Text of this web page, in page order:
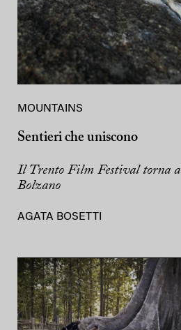
MOUNTAINS
Sentieri che uniscono
Il Trento Film Festival torna a
Bolzano
AGATA BOSETTI